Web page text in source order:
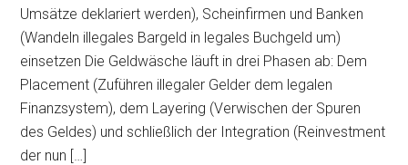
Umsätze deklariert werden), Scheinfirmen und Banken
(Wandeln illegales Bargeld in legales Buchgeld um)
einsetzen Die Geldwäsche läuft in drei Phasen ab: Dem
Placement (Zuführen illegaler Gelder dem legalen
Finanzsystem), dem Layering (Verwischen der Spuren
des Geldes) und schließlich der Integration (Reinvestment
der nun […]